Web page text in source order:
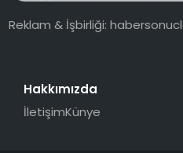
Reklam & İşbirliği:
Hakkımızda
İletişimKünye